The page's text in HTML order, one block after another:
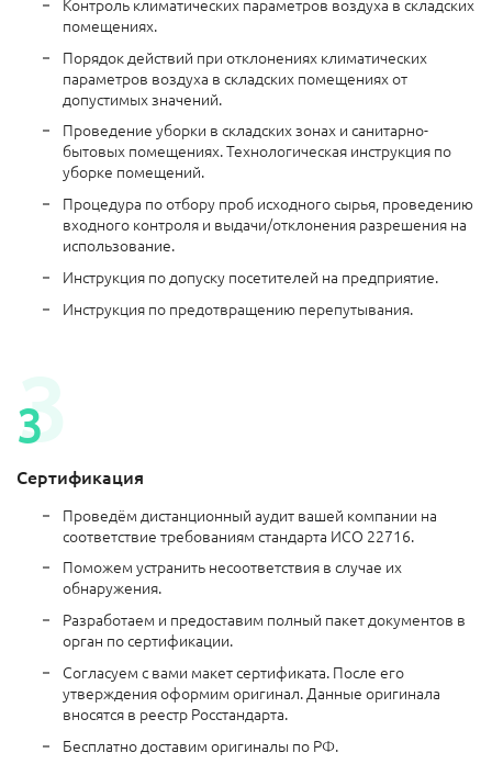
помещениях.
Порядок действий при отклонениях климатических
параметров воздуха в складских помещениях от
допустимых значений.
Проведение уборки в складских зонах и санитарно-
бытовых помещениях. Технологическая инструкция по
уборке помещений.
Процедура по отбору проб исходного сырья, проведению
входного контроля и выдачи/отклонения разрешения на
использование.
Инструкция по допуску посетителей на предприятие.
Инструкция по предотвращению перепутывания.
Сертификация
Проведём дистанционный аудит вашей компании на
соответствие требованиям стандарта ИСО 22716.
Поможем устранить несоответствия в случае их
обнаружения.
Разработаем и предоставим полный пакет документов в
орган по сертификации.
Согласуем с вами макет сертификата. После его
утверждения оформим оригинал. Данные оригинала
вносятся в реестр Росстандарта.
Бесплатно доставим оригиналы по РФ.